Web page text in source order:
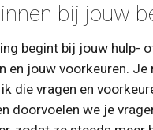
bij jouw
begint bij jouw hulp-
en jouw voorkeuren. Je
die vragen en
doorvoelen we je